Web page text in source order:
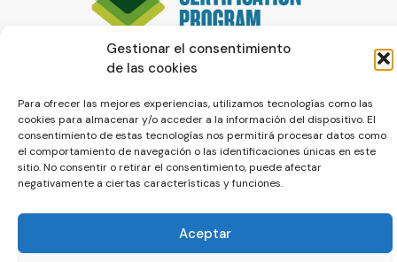
Gestionar el consentimiento
de las cookies
Para ofrecer las mejores experiencias, utilizamos tecnologías como las
cookies para almacenar y/o acceder a la información del dispositivo. El
consentimiento de estas tecnologías nos permitirá procesar datos como
el comportamiento de navegación o las identificaciones únicas en este
sitio. No consentir o retirar el consentimiento, puede afectar
negativamente a ciertas características y funciones.
Aceptar
© La Servilleta - El Blog de Paco Prieto
Política de privacidad